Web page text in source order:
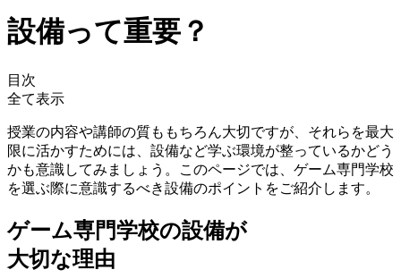
設備って重要？
目次
全て表示
授業の内容や講師の質ももちろん大切ですが、それらを最大
限に活かすためには、設備など学ぶ環境が整っているかどう
かも意識してみましょう。このページでは、ゲーム専門学校
を選ぶ際に意識するべき設備のポイントをご紹介します。
ゲーム専門学校の設備が
大切な理由